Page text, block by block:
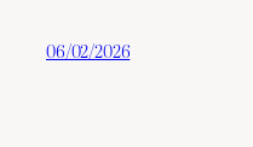
06/02/2026